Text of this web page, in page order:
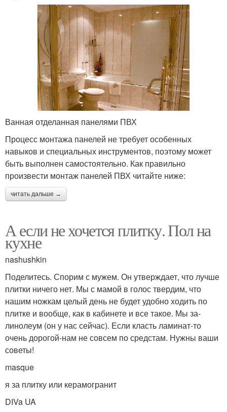
Ванная отделанная панелями ПВХ
Процесс монтажа панелей не требует особенных
навыков и специальных инструментов, поэтому может
быть выполнен самостоятельно. Как правильно
произвести монтаж панелей ПВХ читайте ниже:
читать дальше →
А если не хочется плитку. Пол на
кухне
nashushkin
Поделитесь. Спорим с мужем. Он утверждает, что лучше
плитки ничего нет. Мы с мамой в голос твердим, что
нашим ножкам целый день не будет удобно ходить по
плитке и вообще, как в кабинете и все такое. Мы за-
линолеум (он у нас сейчас). Если класть ламинат-то
очень дорогой-нам не совсем по средстам. Нужны ваши
советы!
masque
я за плитку или керамогранит
DIVa UA